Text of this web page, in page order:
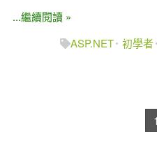
...繼續閱讀 »
ASP.NET 初學者
1